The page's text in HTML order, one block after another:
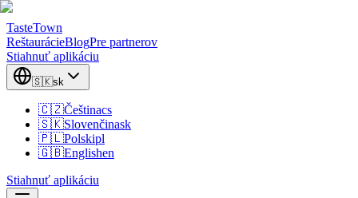
TasteTown
ReštaurácieBlogPre partnerov
Stiahnuť aplikáciu
🇸🇰sk
🇨🇿Češtinacs
🇸🇰Slovenčinask
🇵🇱Polskipl
🇬🇧Englishen
Stiahnuť aplikáciu